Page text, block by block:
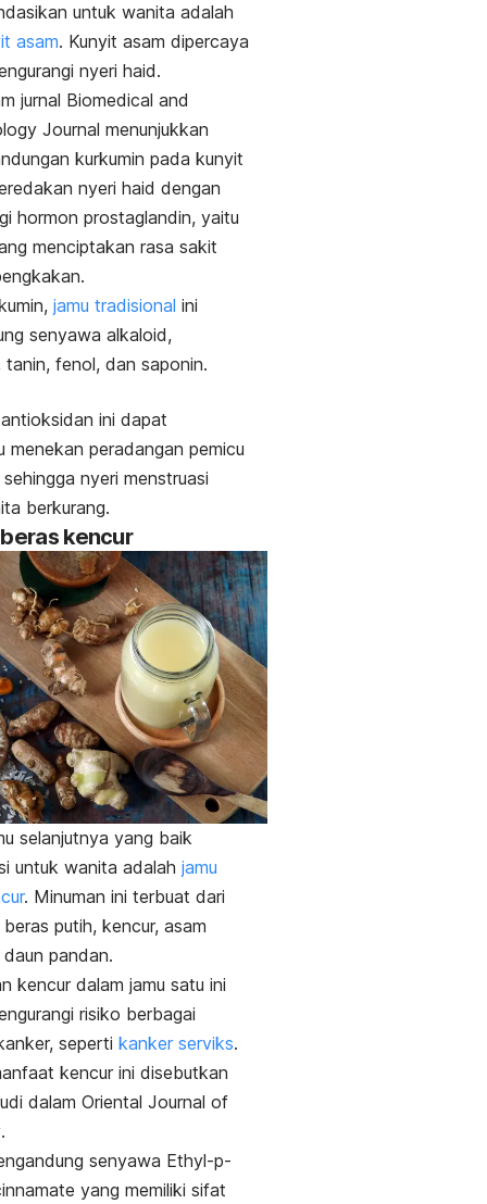
untuk wanita adalah
asam. Kunyit asam dipercaya
nyeri haid.
jurnal Biomedical and
Journal menunjukkan
kurkumin pada kunyit
nyeri haid dengan
hormon prostaglandin, yaitu
menciptakan rasa sakit
jamu tradisional ini
senyawa alkaloid,
fenol, dan saponin.
ini dapat
menekan peradangan pemicu
nyeri menstruasi
berkurang.
kencur
selanjutnya yang baik
untuk wanita adalah jamu
. Minuman ini terbuat dari
putih, kencur, asam
pandan.
kencur dalam jamu satu ini
risiko berbagai
seperti kanker serviks.
kencur ini disebutkan
dalam Oriental Journal of
.
senyawa Ethyl-p-
yang memiliki sifat